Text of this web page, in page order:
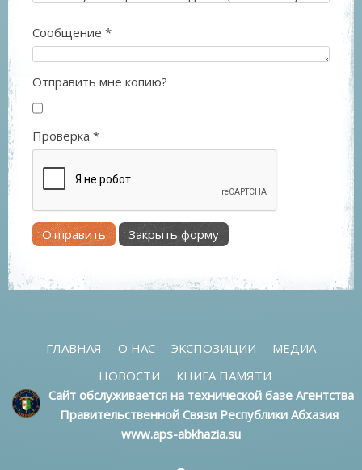
Сообщение *
Отправить мне копию?
Проверка *
Отправить Закрыть форму
ГЛАВНАЯ О НАС ЭКСПОЗИЦИИ
МЕДИА
НОВОСТИ
КНИГА ПАМЯТИ
Сайт обслуживается на технической базе Агентства
Правительственной Связи Республики Абхазия
www.aps-abkhazia.su